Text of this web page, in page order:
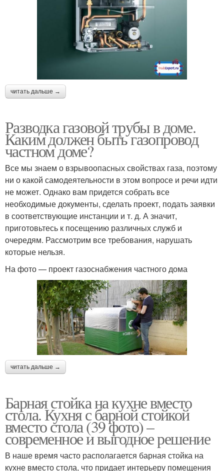
читать дальше →
Разводка газовой трубы в доме.
Каким должен быть газопровод
частном доме?
Все мы знаем о взрывоопасных свойствах газа, поэтому
ни о какой самодеятельности в этом вопросе и речи идти
не может. Однако вам придется собрать все
необходимые документы, сделать проект, подать заявки
в соответствующие инстанции и т. д. А значит,
приготовьтесь к посещению различных служб и
очередям. Рассмотрим все требования, нарушать
которые нельзя.
На фото — проект газоснабжения частного дома
читать дальше →
Барная стойка на кухне вместо
стола. Кухня с барной стойкой
вместо стола (39 фото) –
современное и выгодное решение
В наше время часто располагается барная стойка на
кухне вместо стола, что придает интерьеру помещения